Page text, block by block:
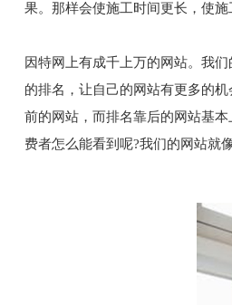
果。那样会使施工时间更长，使
因特网上有成千上万的网站。我
的排名，让自己的网站有更多的
前的网站，而排名靠后的网站基
费者怎么能看到呢?我们的网站就